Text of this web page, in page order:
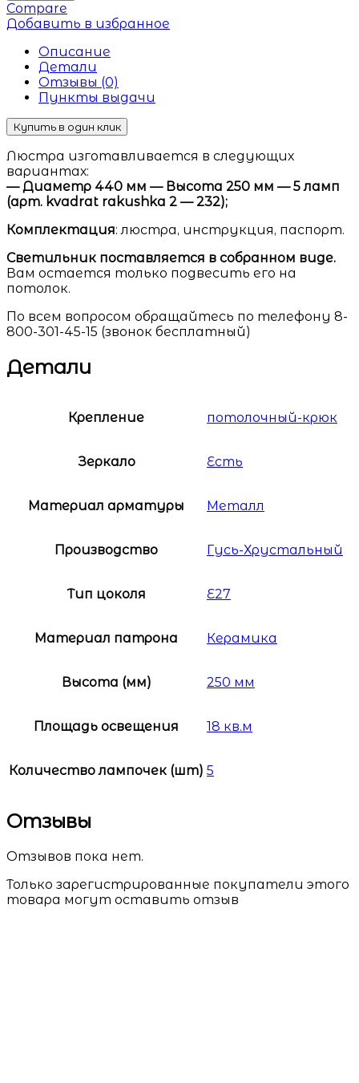
Compare
Добавить в избранное
Описание
Детали
Отзывы (0)
Пункты выдачи
Купить в один клик
Люстра изготавливается в следующих
вариантах:
— Диаметр 440 мм — Высота 250 мм — 5 ламп
(арт. kvadrat rakushka 2 — 232);
Комплектация: люстра, инструкция, паспорт.
Светильник поставляется в собранном виде.
Вам остается только подвесить его на
потолок.
По всем вопросом обращайтесь по телефону 8-
800-301-45-15 (звонок бесплатный)
Детали
Крепление потолочный-крюк
Зеркало Есть
Материал арматуры Металл
Производство Гусь-Хрустальный
Тип цоколя E27
Материал патрона Керамика
Высота (мм) 250 мм
Площадь освещения 18 кв.м
Количество лампочек (шт) 5
Отзывы
Отзывов пока нет.
Только зарегистрированные покупатели этого
товара могут оставить отзыв